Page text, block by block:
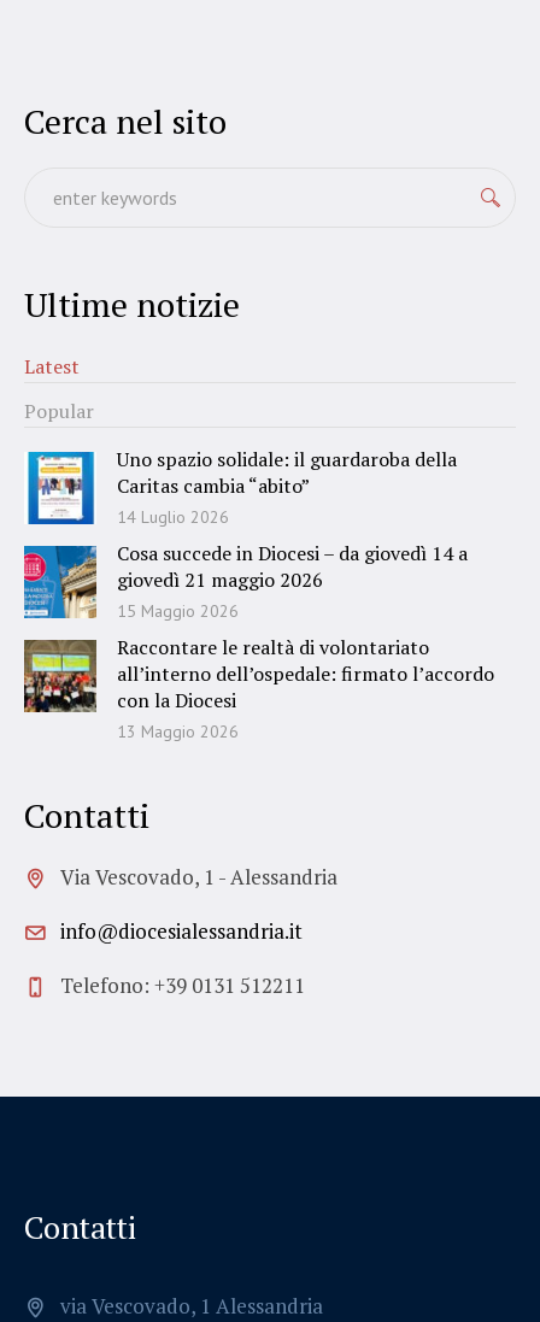
Cerca nel sito
Ultime notizie
Latest
Popular
Uno spazio solidale: il guardaroba della
Caritas cambia “abito”
14 Luglio 2026
Cosa succede in Diocesi – da giovedì 14 a
giovedì 21 maggio 2026
15 Maggio 2026
Raccontare le realtà di volontariato
all’interno dell’ospedale: firmato l’accordo
con la Diocesi
13 Maggio 2026
Contatti
Via Vescovado, 1 - Alessandria
info@diocesialessandria.it
Telefono: +39 0131 512211
Contatti
via Vescovado, 1 Alessandria